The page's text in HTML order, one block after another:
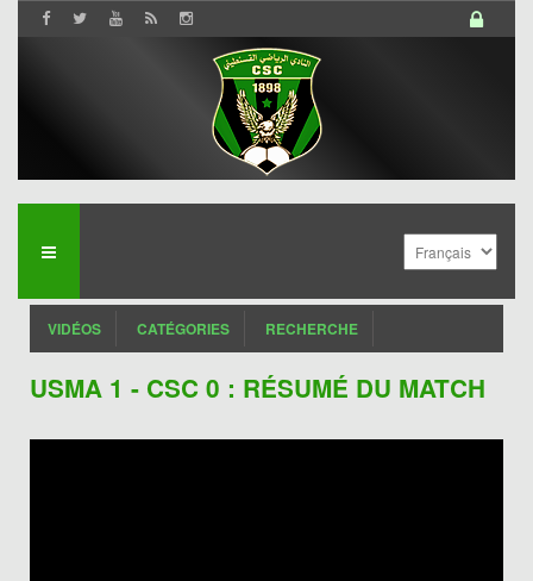
VIDÉOS CATÉGORIES RECHERCHE
USMA 1 - CSC 0 : RÉSUMÉ DU MATCH